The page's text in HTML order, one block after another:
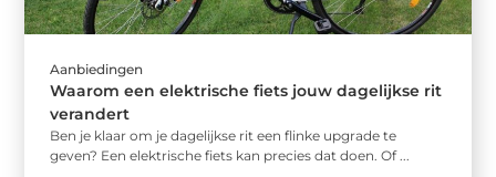
Aanbiedingen
Waarom een elektrische fiets jouw dagelijkse rit
verandert
Ben je klaar om je dagelijkse rit een flinke upgrade te
geven? Een elektrische fiets kan precies dat doen. Of ...